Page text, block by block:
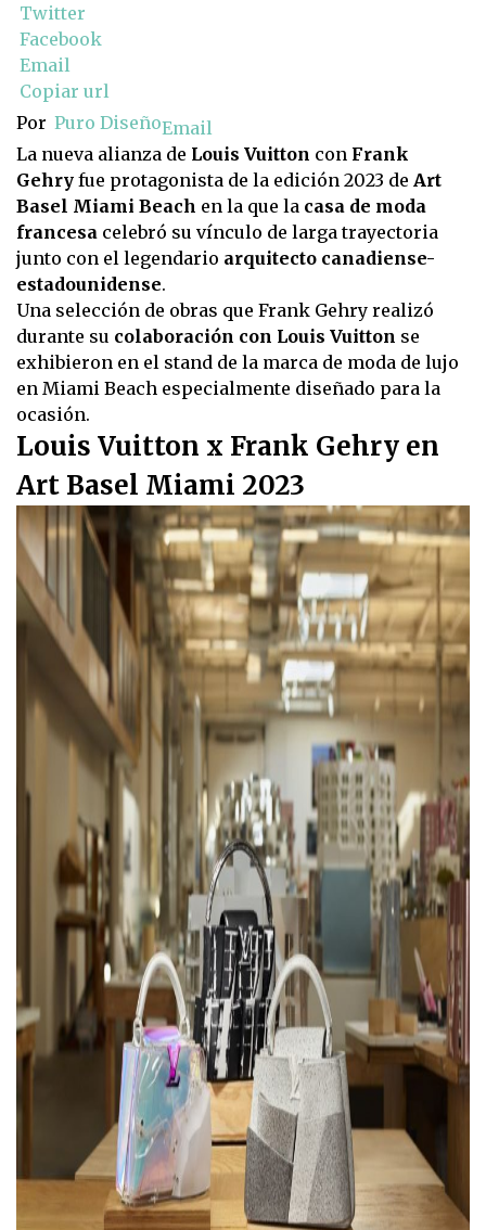
Twitter
Facebook
Email
Copiar url
Por Puro DiseñoEmail
La nueva alianza de Louis Vuitton con Frank
Gehry fue protagonista de la edición 2023 de Art
Basel Miami Beach en la que la casa de moda
francesa celebró su vínculo de larga trayectoria
junto con el legendario arquitecto canadiense-
estadounidense.
Una selección de obras que Frank Gehry realizó
durante su colaboración con Louis Vuitton se
exhibieron en el stand de la marca de moda de lujo
en Miami Beach especialmente diseñado para la
ocasión.
Louis Vuitton x Frank Gehry en
Art Basel Miami 2023